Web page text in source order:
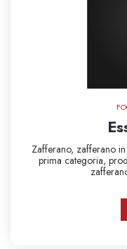
Zafferano, zafferano
prima categoria,